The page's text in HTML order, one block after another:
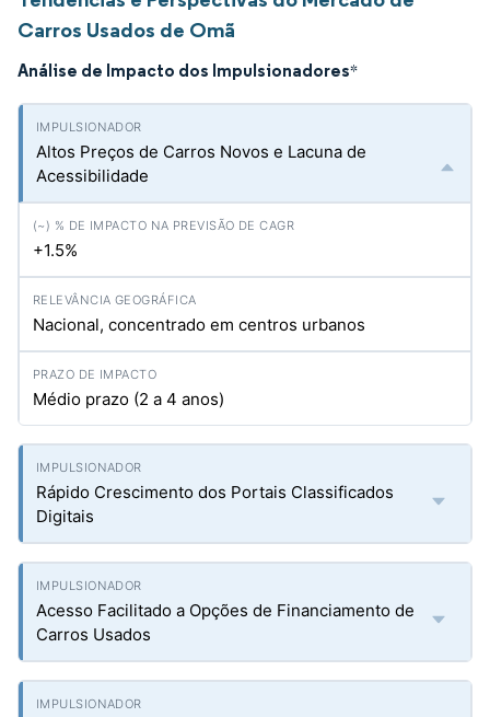
Carros Usados de Omã
Análise de Impacto dos Impulsionadores*
Altos Preços de Carros Novos e Lacuna de
Acessibilidade
+1.5%
Nacional, concentrado em centros urbanos
Médio prazo (2 a 4 anos)
Rápido Crescimento dos Portais Classificados
Digitais
Acesso Facilitado a Opções de Financiamento de
Carros Usados